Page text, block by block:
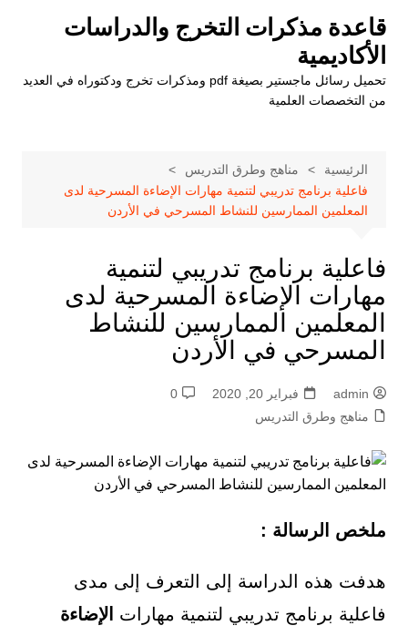
المحتوى
قاعدة مذكرات التخرج والدراسات
الأكاديمية
تحميل رسائل ماجستير بصيغة pdf ومذكرات تخرج ودكتوراه في العديد
من التخصصات العلمية
الرئيسية
مناهج وطرق التدريس
فاعلية برنامج تدريبي لتنمية مهارات الإضاءة المسرحية لدى
المعلمين الممارسين للنشاط المسرحي في الأردن
فاعلية برنامج تدريبي لتنمية
مهارات الإضاءة المسرحية لدى
المعلمين الممارسين للنشاط
المسرحي في الأردن
admin فبراير 20, 2020
0
مناهج وطرق التدريس
ملخص الرسالة :
هدفت هذه الدراسة إلى التعرف إلى مدى
فاعلية برنامج تدريبي لتنمية مهارات الإضاءة